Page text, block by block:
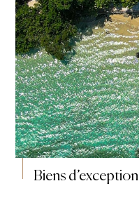
Biens d’exception